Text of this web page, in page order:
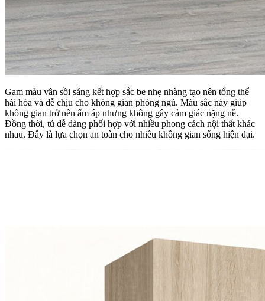
Gam màu vân sồi sáng kết hợp sắc be nhẹ nhàng tạo nên tổng thể
hài hòa và dễ chịu cho không gian phòng ngủ. Màu sắc này giúp
không gian trở nên ấm áp nhưng không gây cảm giác nặng nề.
Đồng thời, tủ dễ dàng phối hợp với nhiều phong cách nội thất khác
nhau. Đây là lựa chọn an toàn cho nhiều không gian sống hiện đại.